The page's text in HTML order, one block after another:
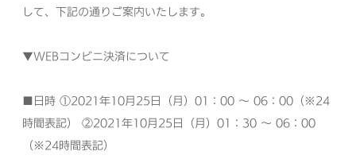
して、下記の通りご案内いたします。
▼WEBコンビニ決済について
■日時 ①2021年10月25日（月）01：00 ～ 06：00（※24
時間表記）
②2021年10月25日（月）01：30 ～ 06：00
（※24時間表記）